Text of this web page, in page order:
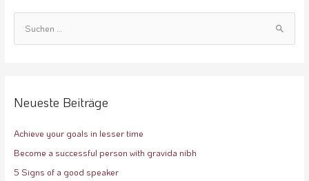
u
e
n
a
c
Neueste Beiträge
Achieve your goals in lesser time
Become a successful person with gravida nibh
5 Signs of a good speaker